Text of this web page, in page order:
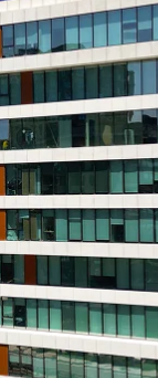
und
ist nur die
und starke
mit
schmerzhafte
Furunkel
schmerzhaft.
einer
weiter im